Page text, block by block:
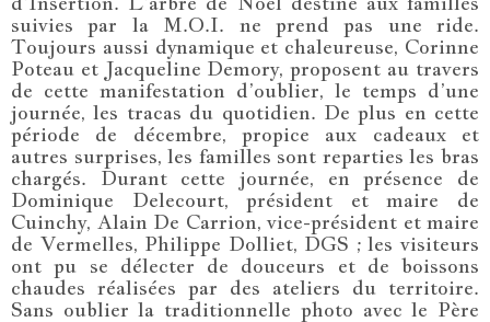
suivies par la M.O.I. ne prend pas une ride.
Toujours aussi dynamique et chaleureuse, Corinne
Poteau et Jacqueline Demory, proposent au travers
de cette manifestation d’oublier, le temps d’une
journée, les tracas du quotidien. De plus en cette
période de décembre, propice aux cadeaux et
autres surprises, les familles sont reparties les bras
chargés. Durant cette journée, en présence de
Dominique Delecourt, président et maire de
Cuinchy, Alain De Carrion, vice-président et maire
de Vermelles, Philippe Dolliet, DGS ; les visiteurs
ont pu se délecter de douceurs et de boissons
chaudes réalisées par des ateliers du territoire.
Sans oublier la traditionnelle photo avec le Père